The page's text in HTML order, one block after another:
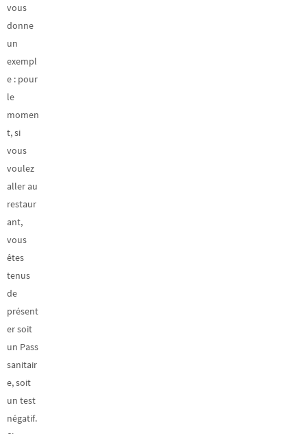
vous
donne
un
exempl
e : pour
le
momen
t, si
vous
voulez
aller au
restaur
ant,
vous
êtes
tenus
de
présent
er soit
un Pass
sanitair
e, soit
un test
négatif.